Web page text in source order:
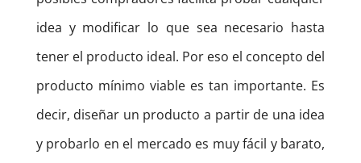
idea y modificar lo que sea necesario hasta
tener el producto ideal. Por eso el concepto del
producto mínimo viable es tan importante. Es
decir, diseñar un producto a partir de una idea
y probarlo en el mercado es muy fácil y barato,